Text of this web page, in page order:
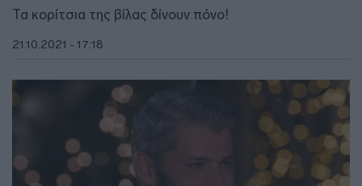
Τα κορίτσια της βίλας δίνουν πόνο!
21.10.2021 - 17:18